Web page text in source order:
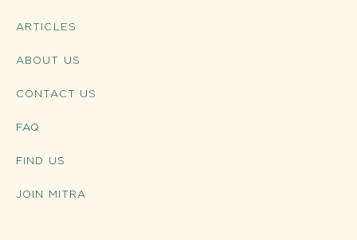
ARTICLES
ABOUT US
CONTACT US
FAQ
FIND US
JOIN MITRA